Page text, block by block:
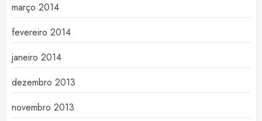
março 2014
fevereiro 2014
janeiro 2014
dezembro 2013
novembro 2013